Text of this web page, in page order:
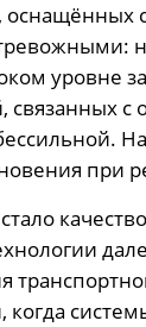
уровне
связанных
при
когда